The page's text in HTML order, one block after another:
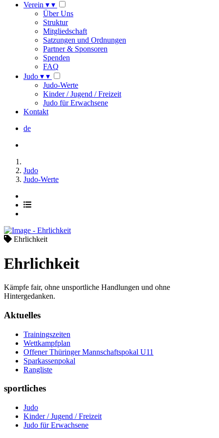
Verein ▾ ▾
Über Uns
Struktur
Mitgliedschaft
Satzungen und Ordnungen
Partner & Sponsoren
Spenden
FAQ
Judo ▾ ▾
Judo-Werte
Kinder / Jugend / Freizeit
Judo für Erwachsene
Kontakt
de
Judo
Judo-Werte
Ehrlichkeit
Ehrlichkeit
Kämpfe fair, ohne unsportliche Handlungen und ohne
Hintergedanken.
Aktuelles
Trainingszeiten
Wettkampfplan
Offener Thüringer Mannschaftspokal U11
Sparkassenpokal
Rangliste
sportliches
Judo
Kinder / Jugend / Freizeit
Judo für Erwachsene